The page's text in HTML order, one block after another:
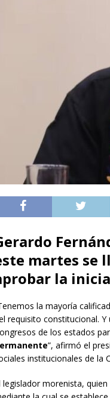
martes se
la
la mayoría
requisito constitucional.
de los estados
”, afirmó el
institucionales de la
legislador morenista,